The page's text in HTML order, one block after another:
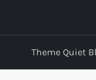
Theme Quiet